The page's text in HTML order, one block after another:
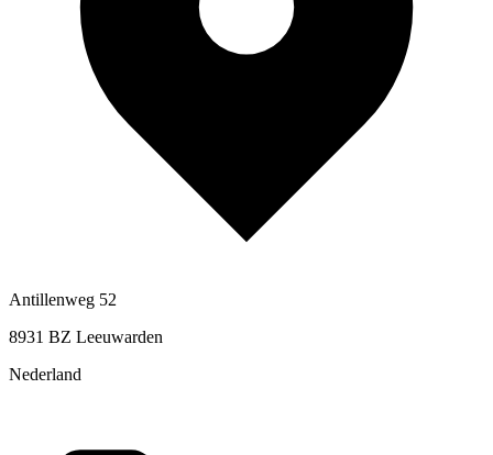
Antillenweg 52
8931 BZ Leeuwarden
Nederland